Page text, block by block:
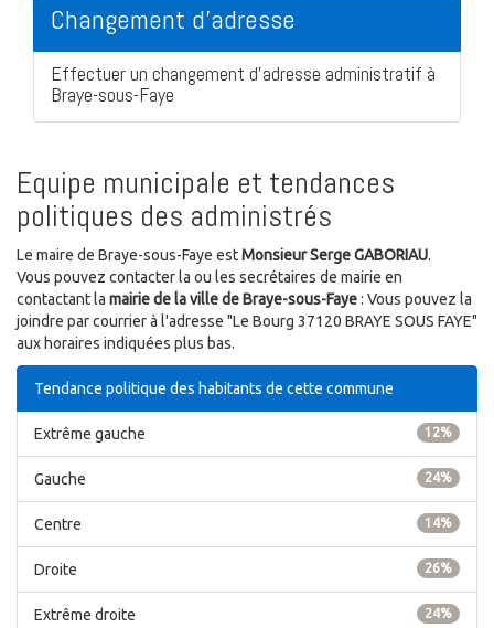
Changement d'adresse
Effectuer un changement d'adresse administratif à
Braye-sous-Faye
Equipe municipale et tendances
politiques des administrés
Le maire de Braye-sous-Faye estMonsieur Serge GABORIAU.
Vous pouvez contacter la ou les secrétaires de mairie en
contactant la mairie de la ville de Braye-sous-Faye: Vous pouvez la
joindre par courrier à l'adresse "Le Bourg 37120 BRAYE SOUS FAYE"
aux horaires indiquées plus bas.
Tendance politique des habitants de cette commune
12%
Extrême gauche
24%
Gauche
14%
Centre
26%
Droite
24%
Extrême droite